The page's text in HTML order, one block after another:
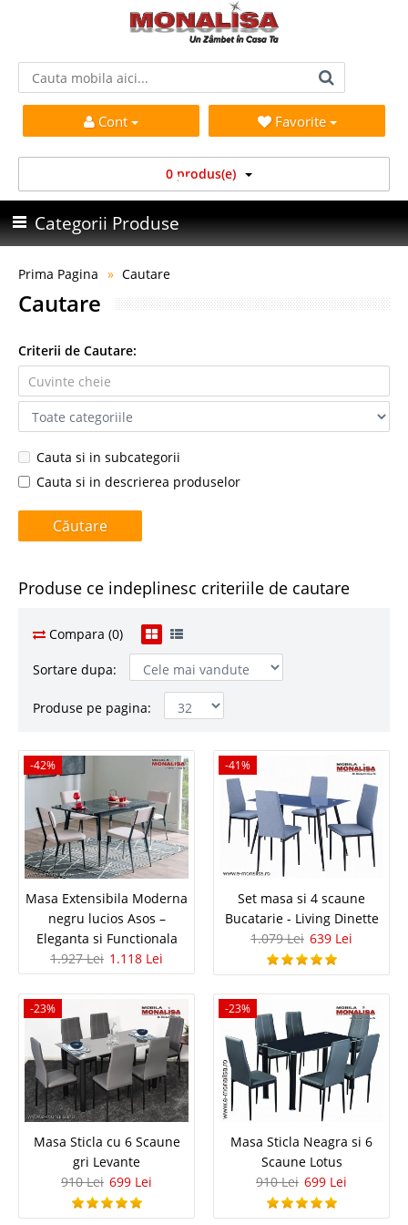
Cont Favorite
0 produs(e)
Categorii Produse
Prima Pagina Cautare
Cautare
Criterii de Cautare:
Cauta si in subcategorii
Cauta si in descrierea produselor
Produse ce indeplinesc criteriile de cautare
Compara (0)
Sortare dupa:
Produse pe pagina:
-42%
Masa Extensibila Moderna negru
lucios Asos – Eleganta si Functionala
Mese moderne extensibile pt. amenajare bucatarie living sufragerie sau
si versatilitate in bucataria sau sufrageria ta cu aceasta masa extensibila
la pret avantajos de la Mobila Monalisa. Mecanismul..
Compara
1.927 Lei
1.118 Lei
La Comanda
Adauga la Favorite
-42%
Masa Extensibila Moderna
negru lucios Asos –
Eleganta si Functionala
1.927 Lei 1.118 Lei
-41%
Set masa si 4 scaune
Bucatarie - Living Dinette
1.079 Lei 639 Lei
-23%
Masa Sticla cu 6 Scaune
gri Levante
910 Lei 699 Lei
-23%
Masa Sticla Neagra si 6
Scaune Lotus
910 Lei 699 Lei